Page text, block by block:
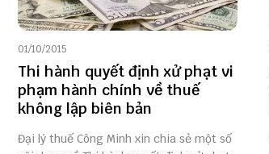
01/10/2015
Thi hành quyết định xử phạt vi
phạm hành chính về thuế
không lập biên bản
Đại lý thuế Công Minh xin chia sẻ một số